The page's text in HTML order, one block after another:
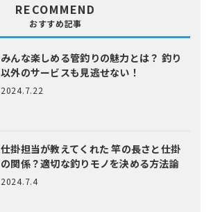
RECOMMEND
おすすめ記事
みんな楽しめる管釣りの魅力とは？ 釣り
以外のサービスも見逃せない！
2024.7.22
仕掛担当が教えてくれた竿の長さと仕掛
の関係？適切な釣りモノを決める方法論
2024.7.4